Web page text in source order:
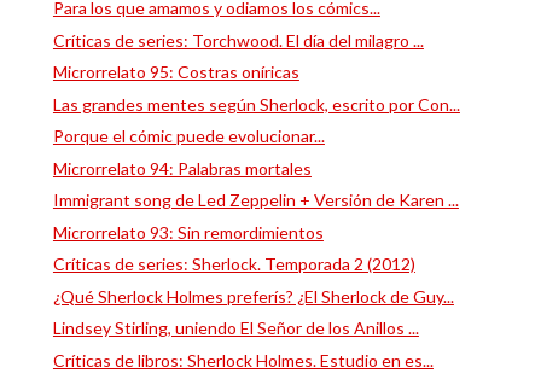
Para los que amamos y odiamos los cómics...
Críticas de series: Torchwood. El día del milagro ...
Microrrelato 95: Costras oníricas
Las grandes mentes según Sherlock, escrito por Con...
Porque el cómic puede evolucionar...
Microrrelato 94: Palabras mortales
Immigrant song de Led Zeppelin + Versión de Karen ...
Microrrelato 93: Sin remordimientos
Críticas de series: Sherlock. Temporada 2 (2012)
¿Qué Sherlock Holmes preferís? ¿El Sherlock de Guy...
Lindsey Stirling, uniendo El Señor de los Anillos ...
Críticas de libros: Sherlock Holmes. Estudio en es...